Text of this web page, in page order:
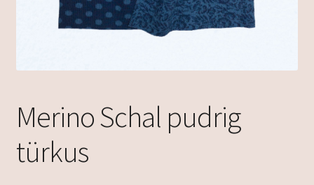
Merino Schal pudrig
türkus